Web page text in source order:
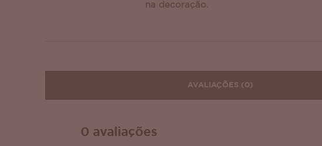
na decoração.
AVALIAÇÕES (0)
0 avaliações